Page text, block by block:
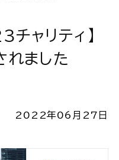
ャリティ】
れました
2022年06月27日